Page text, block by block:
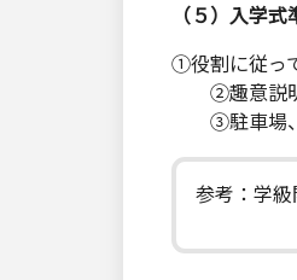
（５）入学式
①役割に従っ
②趣意説明
③駐車場、
参考：学